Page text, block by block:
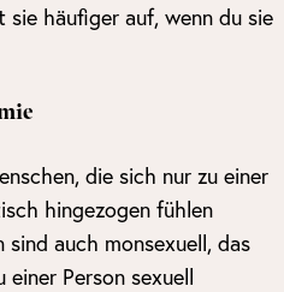
häufiger auf, wenn du sie
die sich nur zu einer
hingezogen fühlen
sind auch monsexuell, das
Person sexuell